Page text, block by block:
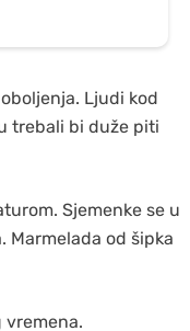
Ljudi kod
trebali bi duže piti
Sjemenke se u
Marmelada od šipka
vremena.